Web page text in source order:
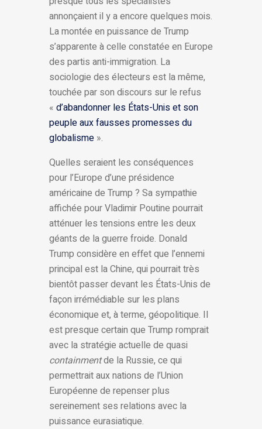
annonçaient il y a encore quelques mois.
La montée en puissance de Trump
s’apparente à celle constatée en Europe
des partis anti-immigration. La
sociologie des électeurs est la même,
touchée par son discours sur le refus
« d’abandonner les États-Unis et son
peuple aux fausses promesses du
globalisme ».
Quelles seraient les conséquences
pour l’Europe d’une présidence
américaine de Trump ? Sa sympathie
affichée pour Vladimir Poutine pourrait
atténuer les tensions entre les deux
géants de la guerre froide. Donald
Trump considère en effet que l’ennemi
principal est la Chine, qui pourrait très
bientôt passer devant les États-Unis de
façon irrémédiable sur les plans
économique et, à terme, géopolitique. Il
est presque certain que Trump romprait
avec la stratégie actuelle de quasi
containmentde la Russie, ce qui
permettrait aux nations de l’Union
Européenne de repenser plus
sereinement ses relations avec la
puissance eurasiatique.